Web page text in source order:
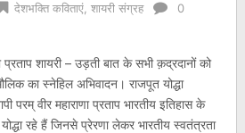
देशभक्ति कविताएं, शायरी संग्रह
0
प्रताप शायरी – उड़ती बात के सभी क़द्रदानों को
का स्नेहिल अभिवादन। राजपूत योद्धा
परम् वीर महाराणा प्रताप भारतीय इतिहास के
रहे हैं जिनसे प्रेरणा लेकर भारतीय स्वतंत्रता